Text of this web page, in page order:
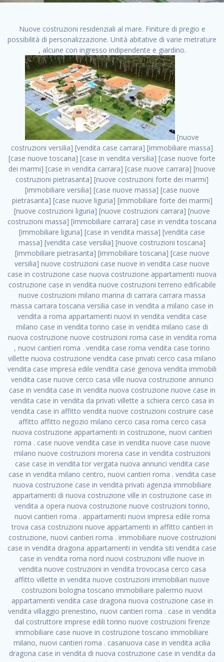
Nuove costruzioni residenziali al mare. Finiture di pregio e
possibilità di personalizzazione. Unità abitative di varie metrature
, alcune con ingresso indipendente e giardino.
[nuove costruzioni versilia] [vendita case carrara] [immobiliare massa] [case nuove toscana] [case in vendita versilia] [case nuove forte dei marmi] [case in vendita carrara] [case nuove carrara] [nuove costruzioni pietrasanta] [nuove costruzioni forte dei marmi] [immobiliare versilia] [case nuove massa] [case nuove pietrasanta] [case nuove liguria] [immobiliare forte dei marmi] [nuove costruzioni liguria] [nuove costruzioni carrara] [nuove costruzioni massa] [immobiliare carrara] case in vendita toscana [immobiliare liguria] [case in vendita massa] [vendita case massa] [vendita case versilia] [nuove costruzioni toscana] [immobiliare pietrasanta] [immobiliare toscana] [case nuove versilia] nuove costruzioni case nuove in vendita case nuove case in costruzione case nuova costruzione appartamenti nuova costruzione case in vendita nuove costruzioni terreno edificabile nuove costruzioni milano marina di carrara carrara massa massa carrara toscana versilia case in vendita a milano case in vendita a roma appartamenti nuovi in vendita vendita case milano case in vendita torino case in vendita milano case di nuova costruzione nuove costruzioni roma case in vendita roma , nuovi cantieri roma . vendita case roma vendita case torino villette nuova costruzione vendita case privati cerco casa milano vendita case impresa edile vendita case genova vendita immobili vendita case nuove cerco casa ville nuova costruzione annunci case in vendita case in vendita nuova costruzione nuove case in vendita case in vendita da privati villette a schiera cerco casa in vendita case in affitto vendita nuove costruzioni costruire case affitto affitto negozio milano cerco casa roma cerco casa nuova costruzione appartamenti in costruzione, nuovi cantieri roma . case nuove vendita case in vendita nuove case nuove milano nuove costruzioni morena case in vendita costruzioni case case in vendita tor vergata nuova annunci vendita case case in vendita milano centro, nuovi cantieri roma . vendita case nuova costruzione case in vendita privati agenzia immobiliare appartamenti di nuova costruzione ville in costruzione case in vendita a opera nuova costruzione nuove costruzioni torino, nuovi cantieri roma . appartamenti nuovi impresa edile roma trova casa costruzioni nuove appartamenti in affitto cantieri in costruzione, nuovi cantieri roma . immobiliare nuove costruzioni case in vendita dragona appartamenti in vendita siti vendita case case in vendita roma nord nuovi costruzioni ville nuove in vendita nuove costruzioni in vendita trovocasa cerco casa affitto villette in vendita nuove costruzioni immobiliari nuove costruzioni bologna toscano immobiliare palermo nuovi appartamenti vendita case dragona nuova costruzione case in vendita villaggio prenestino, nuovi cantieri roma . case in vendita dal costruttore imprese edili torino nuove costruzioni firenze immobiliare case nuove in costruzione toscano immobiliare milano, nuovi cantieri roma . casanuova case in vendita acilia dragona case in vendita di nuova costruzione case in vendita da costruttore nuove costruzioni eur case e cantieri appartamenti in vendita nuova costruzione case in vendita a dragona roma case in vendita nuove case in costruzione porta portese immobiliare appartamenti cerco casa disperatamente case in vendita torresina cascine in vendita vendita immobili roma, nuovi cantieri roma . milano nuove costruzioni morena case in vendita costruzioni edili nuove costruzioni catania visure catastali on line gratis nuove costruzioni monza case in costruzione milano, nuovi cantieri roma . nuove costruzioni boccea vendita immobili milano attico immobiliare roma vendita imprese edili bergamo impresa edile bologna case in vendita a classe appartamento nuovo nuove costruzioni pietralata case costruzione case in vendita roma sud nuove costruzioni residenziali a milano appartamenti nuova costruzione milano case in vendita boccea case in vendita morena nuove costruzioni vendita immobili privati, nuovi cantieri roma . comprare casa nuova costruzione case in vendita con leasing case in vendita ostia antica case nuova costruzione milano appartamenti nuovi milano case nuove roma nuove costruzioni bari edilizia convenzionata case in vendita a tortona villaggio prenestino case in vendita toscano immobiliare professione casa nuove costruzioni parma impresa costruzioni nuove case nuove costruzioni bergamo vendita immobili torino ville di nuova costruzione solo affitti appartamento nuovo in vendita appartamenti nuova costruzione roma case nuova costruzione roma, nuovi cantieri roma . nuove costruzioni a milano case in costruzione roma impresa di costruzioni grimaldi immobiliare costruzioni villetta nuova costruzione case in vendita da imprese edili cerco casa a acquisto casa in costruzione nuove costruzioni mare costruzioni immobiliari cantieri nuove costruzioni acquisto casa nuova costruzione nuove costruzioni padova comprare casa in costruzione impresa edile napoli nuove costruzioni pescara casa risorse immobiliari, nuovi cantieri roma . immobili in costruzione villette nuove villette nuove in vendita gabetti imprese edili verona nuove costruzioni milano sud nuovi immobili nuove costruzioni legnano, nuovi cantieri roma . cantieri nuove costruzioni milano villa nuova case vendita nuove costruzioni appartamenti in vendita nuovi immobili nuovi costruttori case imprese edili brescia nuovi appartamenti milano case in vendita selva nera casa nuova retecasa case nuova costruzione in vendita monolocale imprese edili firenze imprese edili padova frimm vendita case dragona nuove costruzioni vendita imprese edili parma imprese di costruzioni milano immobiliare toscano frimm immobiliare roma case case dal costruttore acquisto terreno agricolo imprese edili italiane roma vende casa case nuove a milano nuove costruzioni a roma imprese costruzioni roma cerco casa nuova immobili di nuova costruzione case in vendita castelverde roma impresa edile palermo rent to buy roma nuove costruzioni, nuovi cantieri roma . tempocasa case in vendita a riscatto nuove costruzioni varese nuove costruzioni bolzano vendita case in costruzione nuove costruzioni lecce cantiere milano costruire villa imprese edili treviso impresa edile catania case in vendita roma tiburtina vendita appartamenti nuova costruzione vendita immobili commerciali case nuove in vendita milano nuove costruzioni seregno cerca casa vendita cerco casa milano vendita nuove costruzioni milano ovest vendita case nuove milano imprese edili modena nuove costruzioni milano centro case in vendita aranova nuove abitazioni, nuovi cantieri roma ., nuovi cantieri roma . nuove costruzioni brescia nuove costruzioni como appartamenti nuovi in vendita a milano case in vendita bologna nuove costruzioni appartamenti in vendita milano nuova costruzione imprese edili como morena nuove costruzioni nuove costruzioni case vendita appartamenti nuovi nuove costruzioni salerno eurekasa villette in costruzione bilocali nuovi case nuove in vendita a roma case in vendita con permuta nuove costruzioni trento impresa edile varese imprese costruzioni milano imprese edili venezia case in vendita prenestina imprese edili spa nuove costruzioni gallarate roma nuove costruzioni case in nuova costruzione nuovi case nuove in vendita a milano nuove costruzioni loano nuovi cantieri milano imprese edili novara case in vendita roma est imprese di costruzioni roma appartamenti in costruzione milano nuovi cantieri cerco casa vendita milano nuove costruzioni brugherio vendita case da imprese edili imprese edili udine nuove costruzioni direttamente dal costruttore imprese edili vicenza case in vendita a loano nuova costruzione nuove villette prezzi case nuove case in vendita in costruzione compravendita terreno agricolo cantiere, nuovi cantieri roma . case in vendita milano navigli costruzione nuova casa costruzioni nuove milano nuove costruzioni roma rent to buy nuove costruzioni taranto palazzo in costruzione vendita appartamenti nuova costruzione milano centro costruzioni milano case in vendita milano nuove costruzioni case in vendita milano sud impresa edile como case nuove a roma boccea case in vendita imprese edili trento nuove costruzioni buccinasco case in costruzione a milano nuove costruzioni ripamonti case in vendita a salerno nuove costruzioni nuove residenze milano case nuove vendita milano nuove costruzioni milano nord nuove costruzioni livorno vendita nuove costruzioni roma nuove costruzioni liguria costruzioni roma cerco casa roma vendita nuove costruzioni classe a impresa edile rimini nuovi annunci case in vendita nuove costruzioni magenta todini costruzioni case grezze in vendita vendita appartamenti nuovi milano case in vendita gallaratese milano nuove costruzioni arezzo, nuovi cantieri roma . case in vendita castelverde case nuove dal costruttore nuovo appartamento nuove costruzioni desenzano imprese edili lombardia imprese edili veneto appartamenti in costruzione roma case vendita pescara nuove costruzioni case in vendita ad acilia imprese edili verona e provincia nuove costruzioni desio appartamenti classe a milano firenze nuove costruzioni pirelli re immobiliare grandi imprese di costruzioni case in vendita torresina roma case in vendita navigli milano nuove costruzioni roma centro nuovecostruzioni appartamenti nuovi a milano impresa edile ancona nuove residenze dragona case in vendita nuove costruzioni brindisi vendita nuove costruzioni milano case in vendita arredate nuove case milano case nuove milano centro sito impresa edile nuove costruzioni montesilvano case vendita monza nuove costruzioni vendit